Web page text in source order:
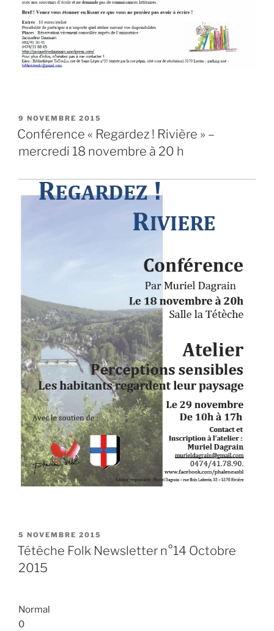
PUBLIÉ
LE
9 NOVEMBRE 2015
Conférence « Regardez ! Rivière » –
mercredi 18 novembre à 20 h
PUBLIÉ
LE
5 NOVEMBRE 2015
Tétêche Folk Newsletter n°14 Octobre
2015
Normal
0